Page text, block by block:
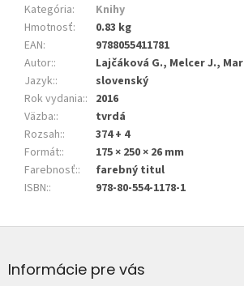
Kategória:
Knihy
Hmotnosť:
0.83 kg
EAN:
9788055411781
Autor::
Lajčáková G., Melcer J.,
Jazyk::
slovenský
Rok vydania:: 2016
Väzba::
tvrdá
Rozsah::
374 + 4
Formát::
175 × 250 × 26 mm
Farebnosť::
farebný titul
ISBN:: 978-80-554-1178-1
pInformácie pre vás